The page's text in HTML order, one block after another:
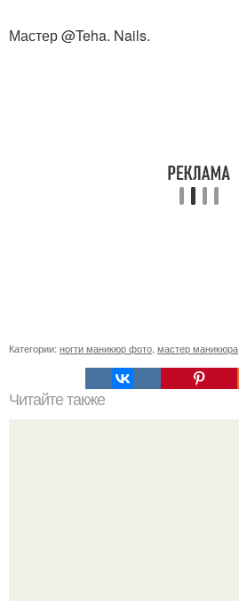
Мастер @Teha. Nails.
Категории: ногти маникюр фото мастер маникюра
Читайте также